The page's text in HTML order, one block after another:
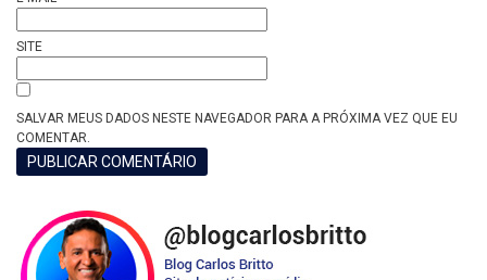
SITE
SALVAR MEUS DADOS NESTE NAVEGADOR PARA A PRÓXIMA VEZ QUE EU
COMENTAR.